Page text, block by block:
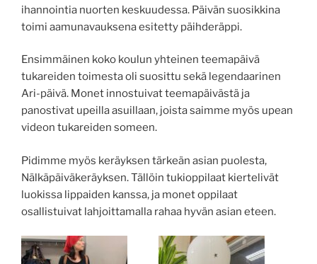
ihannointia nuorten keskuudessa. Päivän suosikkina
toimi aamunavauksena esitetty päihderäppi.
Ensimmäinen koko koulun yhteinen teemapäivä
tukareiden toimesta oli suosittu sekä legendaarinen
Ari-päivä. Monet innostuivat teemapäivästä ja
panostivat upeilla asuillaan, joista saimme myös upean
videon tukareiden someen.
Pidimme myös keräyksen tärkeän asian puolesta,
Nälkäpäiväkeräyksen. Tällöin tukioppilaat kiertelivät
luokissa lippaiden kanssa, ja monet oppilaat
osallistuivat lahjoittamalla rahaa hyvän asian eteen.